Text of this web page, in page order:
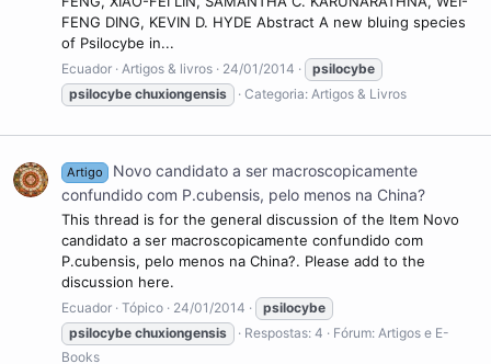
FENG DING, KEVIN D. HYDE Abstract A new bluing species
of Psilocybe in...
Ecuador Artigos & livros 24/01/2014
psilocybe
psilocybe chuxiongensis Categoria: Artigos & Livros
Artigo
Novo candidato a ser macroscopicamente
confundido com P.cubensis, pelo menos na China?
This thread is for the general discussion of the Item Novo
candidato a ser macroscopicamente confundido com
P.cubensis, pelo menos na China?. Please add to the
discussion here.
Ecuador Tópico 24/01/2014
psilocybe
psilocybe chuxiongensis Respostas: 4 Fórum: Artigos e E-
Books